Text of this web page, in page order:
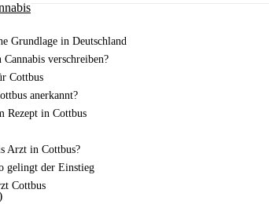
Grundlage in Deutschland
verschreiben?
Cottbus
anerkannt?
Rezept in Cottbus
Arzt in Cottbus?
gelingt der Einstieg
Cottbus